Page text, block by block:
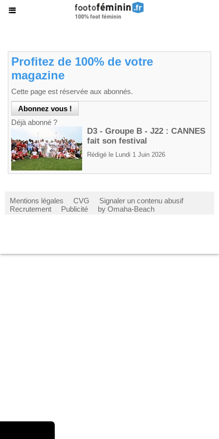
Profitez de 100% de votre
magazine
Cette page est réservée aux abonnés.
Déjà abonné ?
D3 - Groupe B - J22 : CANNES
fait son festival
Rédigé le Lundi 1 Juin 2026
Mentions légales CVG
Signaler un contenu abusif
Recrutement
Publicité by Omaha-Beach